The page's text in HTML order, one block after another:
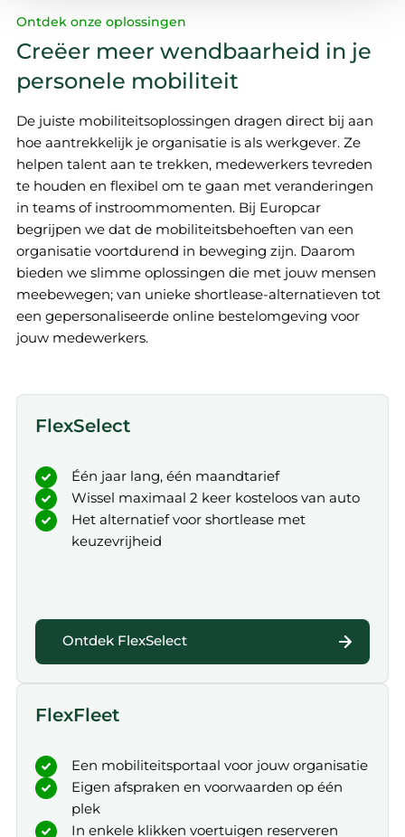
functies mogelijk en zien we hoe we onze site nóg beter
kunnen maken. We delen deze informatie ook met onze
partners voor social media, advertenties en analyse. Zij
hebt gedeeld. Zo sluit alles optimaal aan op jouw
voorkeuren. Bekijk voor meer details onscookie-beleid
We werken samen met19 derdendie uw gegevens
kunnen ontvangen en verwerken.
Ontdek onze oplossingen
Creëer meer wendbaarheid in je
personele mobiliteit
De juiste mobiliteitsoplossingen dragen direct bij aan
hoe aantrekkelijk je organisatie is als werkgever. Ze
helpen talent aan te trekken, medewerkers tevreden
te houden en flexibel om te gaan met veranderingen
in teams of instroommomenten. Bij Europcar
begrijpen we dat de mobiliteitsbehoeften van een
organisatie voortdurend in beweging zijn. Daarom
bieden we slimme oplossingen die met jouw mensen
meebewegen; van unieke shortlease-alternatieven tot
een gepersonaliseerde online bestelomgeving voor
jouw medewerkers.
FlexSelect
Één jaar lang, één maandtarief
Wissel maximaal 2 keer kosteloos van auto
Het alternatief voor shortlease met
keuzevrijheid
Ontdek FlexSelect
FlexFleet
Een mobiliteitsportaal voor jouw organisatie
Eigen afspraken en voorwaarden op één
plek
In enkele klikken voertuigen reserveren